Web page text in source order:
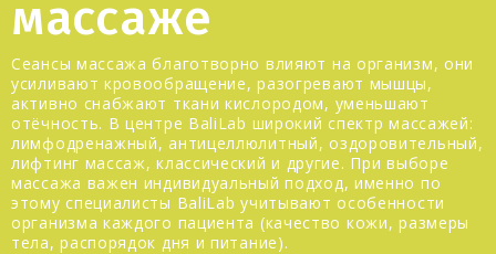
массаже
Сеансы массажа благотворно влияют на организм, они
усиливают кровообращение, разогревают мышцы,
активно снабжают ткани кислородом, уменьшают
отёчность. В центре BaliLab широкий спектр массажей:
лимфодренажный, антицеллюлитный, оздоровительный,
лифтинг массаж, классический и другие. При выборе
массажа важен индивидуальный подход, именно по
этому специалисты BaliLab учитывают особенности
организма каждого пациента (качество кожи, размеры
тела, распорядок дня и питание).